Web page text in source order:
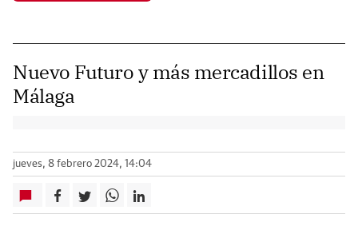
Nuevo Futuro y más mercadillos en
Málaga
jueves, 8 febrero 2024, 14:04